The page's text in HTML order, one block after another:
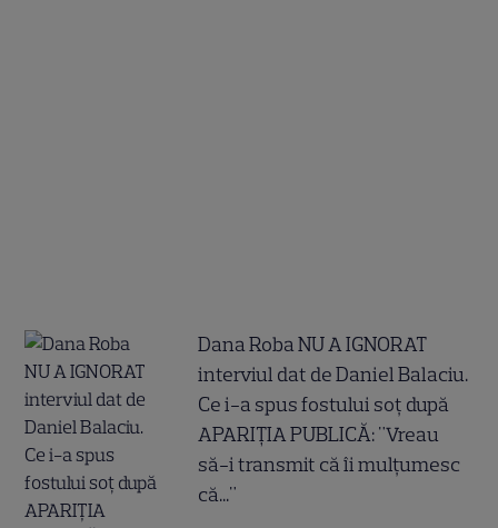
Dana Roba NU A IGNORAT
interviul dat de Daniel Balaciu.
Ce i-a spus fostului soț după
APARIȚIA PUBLICĂ: "Vreau
să-i transmit că îi mulțumesc
că..."